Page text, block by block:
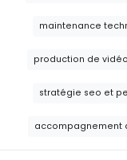
maintenance
production de
stratégie seo et
accompagnement